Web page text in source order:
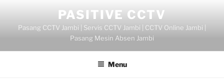
content
PASITIVE CCTV
Pasang CCTV Jambi | Servis CCTV Jambi | CCTV Online Jambi |
Pasang Mesin Absen Jambi
Menu